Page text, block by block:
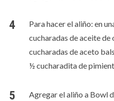
Para hacer el aliño: en
cucharadas de aceite de
cucharadas de aceto
½ cucharadita de
Agregar el aliño a Bowl